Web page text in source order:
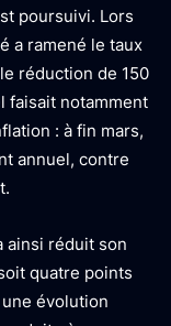
poursuivi. Lors
a ramené le taux
réduction de 150
faisait notamment
: à fin mars,
annuel, contre
ainsi réduit son
quatre points
évolution